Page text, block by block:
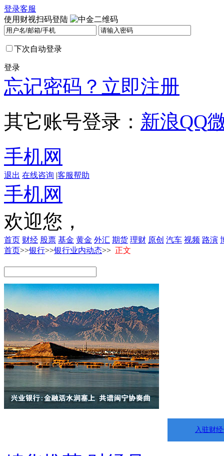
登录客服
使用财视扫码登陆
下次自动登录
登录
忘记密码？ 立即注册
其它账号登录： 新浪QQ
手机网
退出 在线咨询 |客服帮助
手机网
欢迎您，
首页 财经 股票 基金 黄金 外汇 期货 理财 原创 汽车 视频 路演
首页>>银行>>银行业内动态>> 正文
入驻财